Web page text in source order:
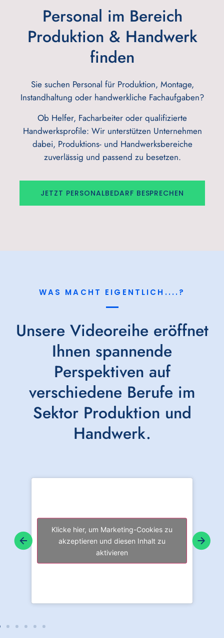
Personal im Bereich
Produktion & Handwerk
finden
Sie suchen Personal für Produktion, Montage,
Instandhaltung oder handwerkliche Fachaufgaben?
Ob Helfer, Facharbeiter oder qualifizierte
Handwerksprofile: Wir unterstützen Unternehmen
dabei, Produktions- und Handwerksbereiche
zuverlässig und passend zu besetzen.
JETZT PERSONALBEDARF BESPRECHEN
WAS MACHT EIGENTLICH....?
Unsere Videoreihe eröffnet
Ihnen spannende
Perspektiven auf
verschiedene Berufe im
Sektor Produktion und
Handwerk.
Klicke hier, um Marketing-Cookies zu
akzeptieren und diesen Inhalt zu
aktivieren